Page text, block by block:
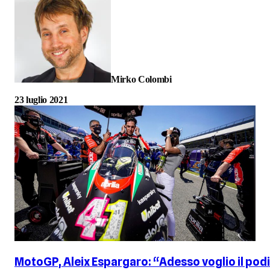
Mirko Colombi
23 luglio 2021
MotoGP, Aleix Espargaro: “Adesso voglio il